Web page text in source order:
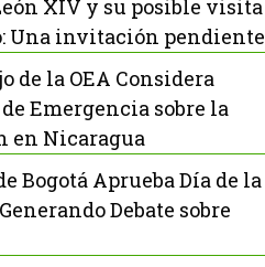
XIV y su posible visita
Una invitación pendiente
de la OEA Considera
Emergencia sobre la
en Nicaragua
Bogotá Aprueba Día de la
Debate sobre